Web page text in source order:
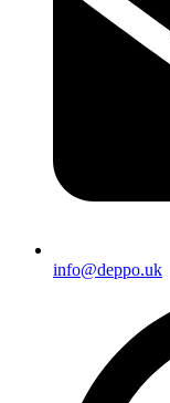
info@deppo.uk